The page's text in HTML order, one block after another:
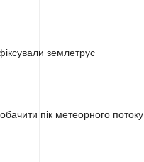
землетрус
пік метеорного